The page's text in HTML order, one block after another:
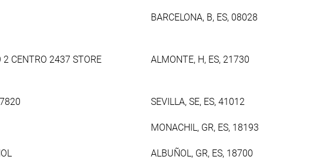
BARCELONA, B, ES, 08028
2 CENTRO 2437 STORE
ALMONTE, H, ES, 21730
SEVILLA, SE, ES, 41012
MONACHIL, GR, ES, 18193
ALBUÑOL, GR, ES, 18700